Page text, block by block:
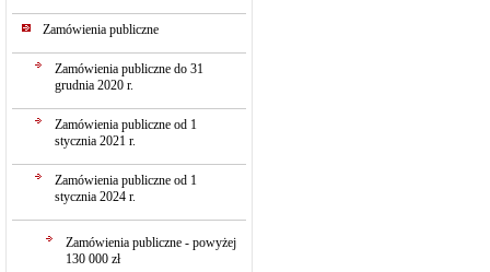
Zamówienia publiczne
Zamówienia publiczne do 31
grudnia 2020 r.
Zamówienia publiczne od 1
stycznia 2021 r.
Zamówienia publiczne od 1
stycznia 2024 r.
Zamówienia publiczne - powyżej
130 000 zł